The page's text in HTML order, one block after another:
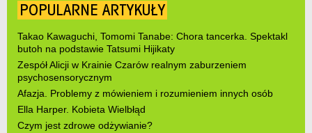
POPULARNE ARTYKUŁY
Takao Kawaguchi, Tomomi Tanabe: Chora tancerka. Spektakl
butoh na podstawie Tatsumi Hijikaty
Zespół Alicji w Krainie Czarów realnym zaburzeniem
psychosensorycznym
Afazja. Problemy z mówieniem i rozumieniem innych osób
Ella Harper. Kobieta Wielbłąd
Czym jest zdrowe odżywianie?